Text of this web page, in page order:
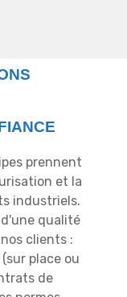
prennent
et la
industriels.
qualité
clients :
place ou
de